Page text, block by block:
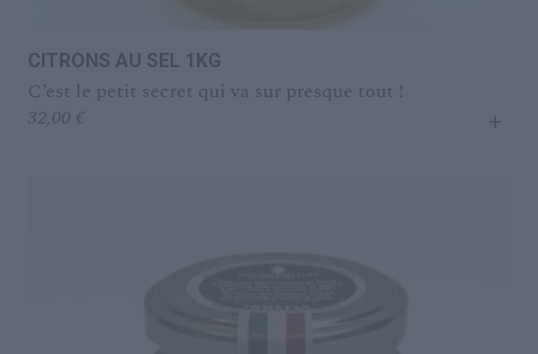
CITRONS AU SEL 1KG
C’est le petit secret qui va sur presque tout !
32,00 € +